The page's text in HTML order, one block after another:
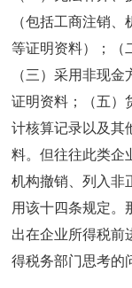
（包括工商注销
等证明资料）；（
（三）采用非现
证明资料；（五）
计核算记录以及其
料。但往往此类企
机构撤销、列入非
用该十四条规定。
出在企业所得税前
得税务部门思考的